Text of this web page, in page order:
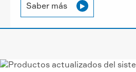
Saber más 